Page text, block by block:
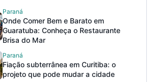
Paraná
Onde Comer Bem e Barato em
Guaratuba: Conheça o Restaurante
Brisa do Mar
Paraná
Fiação subterrânea em Curitiba: o
projeto que pode mudar a cidade